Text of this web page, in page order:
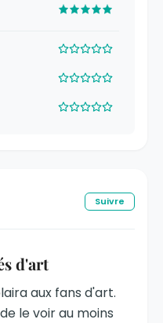
Suivre
d'art
aux fans d'art.
le voir au moins